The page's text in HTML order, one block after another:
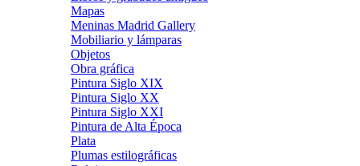
Mapas
Meninas Madrid Gallery
Mobiliario y lámparas
Objetos
Obra gráfica
Pintura Siglo XIX
Pintura Siglo XX
Pintura Siglo XXI
Pintura de Alta Época
Plata
Plumas estilográficas